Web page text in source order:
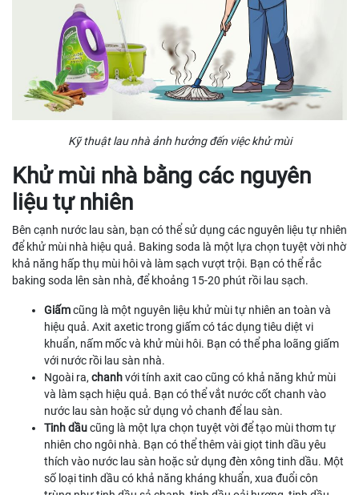
Kỹ thuật lau nhà ảnh hưởng đến việc khử mùi
Khử mùi nhà bằng các nguyên
liệu tự nhiên
Bên cạnh nước lau sàn, bạn có thể sử dụng các nguyên liệu tự nhiên
để khử mùi nhà hiệu quả. Baking soda là một lựa chọn tuyệt vời nhờ
khả năng hấp thụ mùi hôi và làm sạch vượt trội. Bạn có thể rắc
baking soda lên sàn nhà, để khoảng 15-20 phút rồi lau sạch.
Giấmcũng là một nguyên liệu khử mùi tự nhiên an toàn và
hiệu quả. Axit axetic trong giấm có tác dụng tiêu diệt vi
khuẩn, nấm mốc và khử mùi hôi. Bạn có thể pha loãng giấm
với nước rồi lau sàn nhà.
Ngoài ra, chanhvới tính axit cao cũng có khả năng khử mùi
và làm sạch hiệu quả. Bạn có thể vắt nước cốt chanh vào
nước lau sàn hoặc sử dụng vỏ chanh để lau sàn.
Tinh dầucũng là một lựa chọn tuyệt vời để tạo mùi thơm tự
nhiên cho ngôi nhà. Bạn có thể thêm vài giọt tinh dầu yêu
thích vào nước lau sàn hoặc sử dụng đèn xông tinh dầu. Một
số loại tinh dầu có khả năng kháng khuẩn, xua đuổi côn